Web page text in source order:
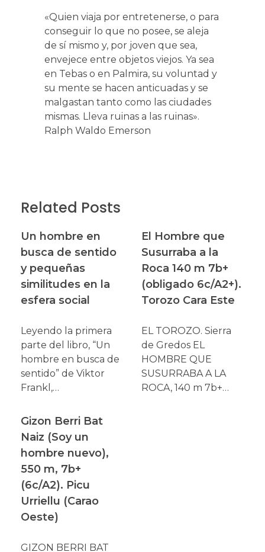
«Quien viaja por entretenerse, o para
conseguir lo que no posee, se aleja
de sí mismo y, por joven que sea,
envejece entre objetos viejos. Ya sea
en Tebas o en Palmira, su voluntad y
su mente se hacen anticuadas y se
malgastan tanto como las ciudades
mismas. Lleva ruinas a las ruinas».
Ralph Waldo Emerson
Related Posts
Un hombre en
busca de sentido
y pequeñas
similitudes en la
esfera social
Leyendo la primera
parte del libro, “Un
hombre en busca de
sentido” de Viktor
Frankl,…
El Hombre que
Susurraba a la
Roca 140 m 7b+
(obligado 6c/A2+).
Torozo Cara Este
EL TOROZO. Sierra
de Gredos EL
HOMBRE QUE
SUSURRABA A LA
ROCA, 140 m 7b+…
Gizon Berri Bat
Naiz (Soy un
hombre nuevo),
550 m, 7b+
(6c/A2). Picu
Urriellu (Carao
Oeste)
GIZON BERRI BAT